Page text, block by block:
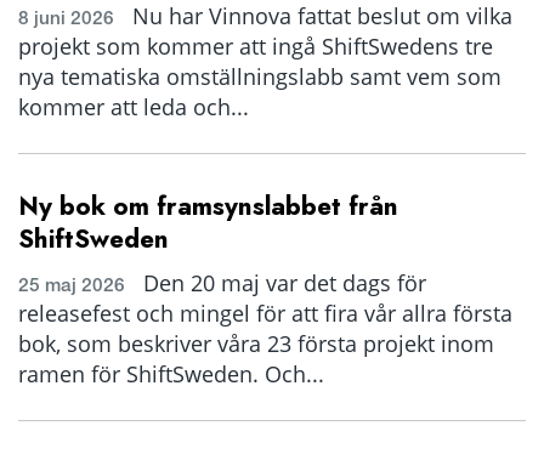
8 juni 2026
Nu har Vinnova fattat beslut om vilka
projekt som kommer att ingå ShiftSwedens tre
nya tematiska omställningslabb samt vem som
kommer att leda och...
Ny bok om framsynslabbet från
ShiftSweden
25 maj 2026
Den 20 maj var det dags för
releasefest och mingel för att fira vår allra första
bok, som beskriver våra 23 första projekt inom
ramen för ShiftSweden. Och...